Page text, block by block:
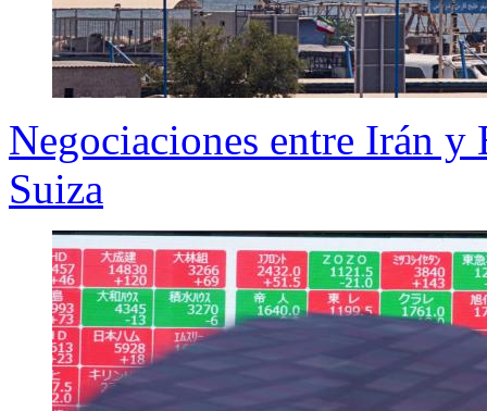
Negociaciones entre Irán
Suiza